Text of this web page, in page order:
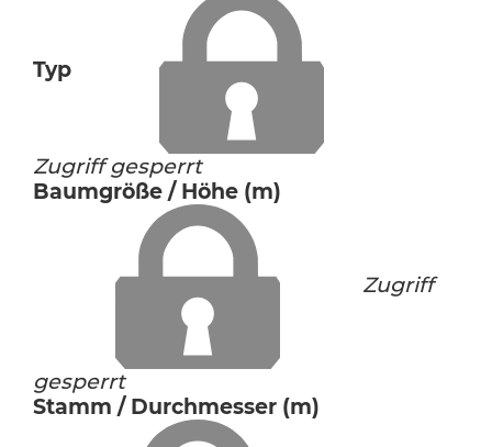
Typ
Zugriff gesperrt
Baumgröße / Höhe (m)
Zugriff
gesperrt
Stamm / Durchmesser (m)